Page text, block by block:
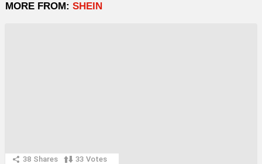
MORE FROM: SHEIN
38 Shares 33 Votes